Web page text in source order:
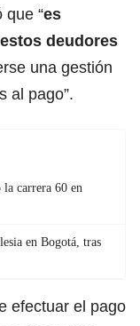
que “es
deudores
una gestión
al pago”.
la carrera 60 en
en Bogotá, tras
efectuar el pago